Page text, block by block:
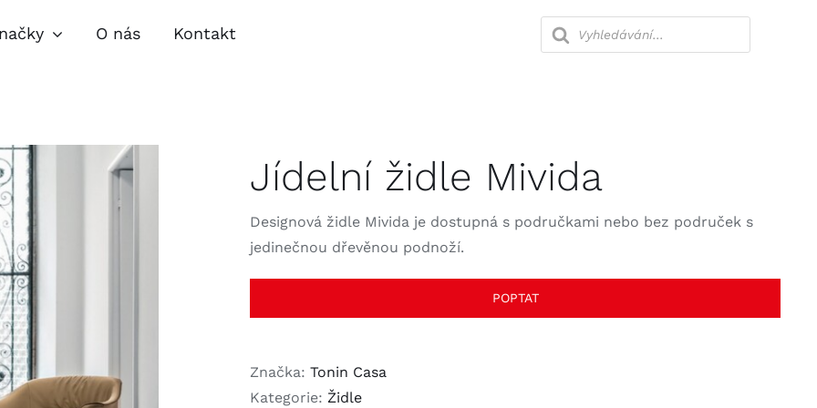
Zahradní nábytek
Nábytkové
speciality
Kanceláře
O nás Kontakt
Products
search
Jídelní židle Mivida
Designová židle Mivida je dostupná s područkami nebo bez područek s
jedinečnou dřevěnou podnoží.
POPTAT
Značka:Tonin Casa
Kategorie:Židle